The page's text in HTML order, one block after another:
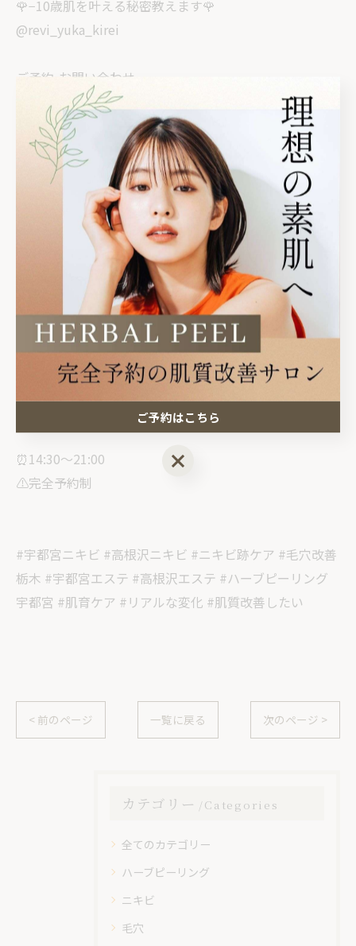
🌹−10歳肌を叶える秘密教えます🌹
@revi_yuka_kirei
ご予約•お問い合わせ
☑️公式LINE
https://lin.ee/dPqnHLX
☑️ホットペッパービューティー
https://beauty.hotpepper.jp/kr/slnH000750712/
☑️InstagramのDM
@revi_yuka_kirei
✿••˗˗˗˗˗˗˗˗˗˗˗˗˗˗˗••✿••˗˗˗˗˗˗˗˗˗˗˗˗˗˗˗••✿
🏠サロン情報
栃木県塩谷郡高根沢町
光陽台5丁目1-12グラフハイツA202
⏰14:30〜21:00
⚠️完全予約制
#宇都宮ニキビ #高根沢ニキビ #ニキビ跡ケア #毛穴改善
栃木 #宇都宮エステ #高根沢エステ #ハーブピーリング
宇都宮 #肌育ケア #リアルな変化 #肌質改善したい
< 前のページ 一覧に戻る 次のページ >
カテゴリー Categories
全てのカテゴリー
ハーブピーリング
ニキビ
毛穴
ご予約はこちら
ご予約はこちら